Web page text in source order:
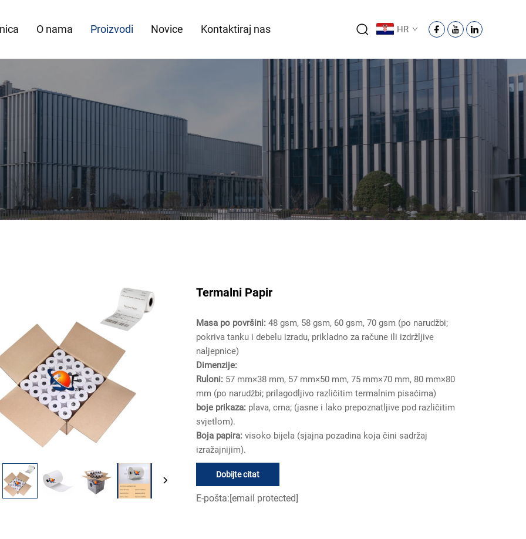
O nama Proizvodi Novice Kontaktiraj nas HR
Termalni Papir
Masa po površini: 48 gsm, 58 gsm, 60 gsm, 70 gsm (po narudžbi;
pokriva tanku i debelu izradu, prikladno za račune ili izdržljive
naljepnice)
Dimenzije:
Ruloni: 57 mm×38 mm, 57 mm×50 mm, 75 mm×70 mm, 80 mm×80
mm (po narudžbi; prilagodljivo različitim termalnim pisaćima)
boje prikaza: plava, crna; (jasne i lako prepoznatljive pod različitim
svjetlom).
Boja papira: visoko bijela (sjajna pozadina koja čini sadržaj
izražajnijim).
Dobijte citat
E-pošta:[email protected]